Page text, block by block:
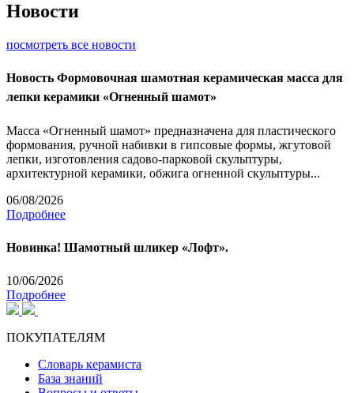
Новости
посмотреть все новости
Новость Формовочная шамотная керамическая масса для
лепки керамики «Огненный шамот»
Масса «Огненный шамот» предназначена для пластического
формования, ручной набивки в гипсовые формы, жгутовой
лепки, изготовления садово-парковой скульптуры,
архитектурной керамики, обжига огненной скульптуры...
06/08/2026
Подробнее
Новинка! Шамотный шликер «Лофт».
10/06/2026
Подробнее
ПОКУПАТЕЛЯМ
Словарь керамиста
База знаний